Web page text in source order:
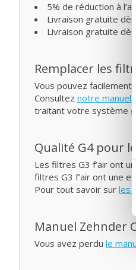
du
5% de réduction à
Livraison gratuite dès
Livraison gratuite
Remplacer les
Vous pouvez
Consultez notre manuel
traitant votre système
Qualité G4 pour le
Les filtres G3 f’air ont
filtres G3 f’air ont une
Pour tout savoir sur les
Manuel Zehnder
Vous avez perdu le